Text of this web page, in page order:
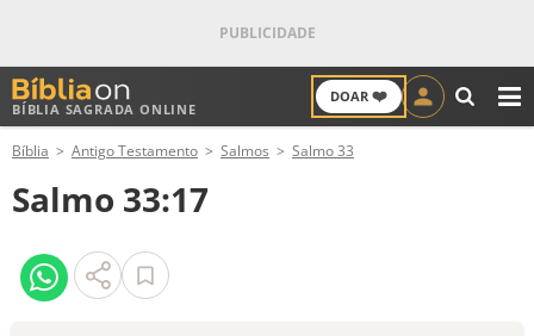
BÍBLIA SAGRADA ONLINE
DOAR ❤️
ANTIGO TESTAMENTO
NOVO TESTAMENTO
VERSÍCULOS
Bíblia Antigo Testamento Salmos Salmo 33
Salmo 33:17